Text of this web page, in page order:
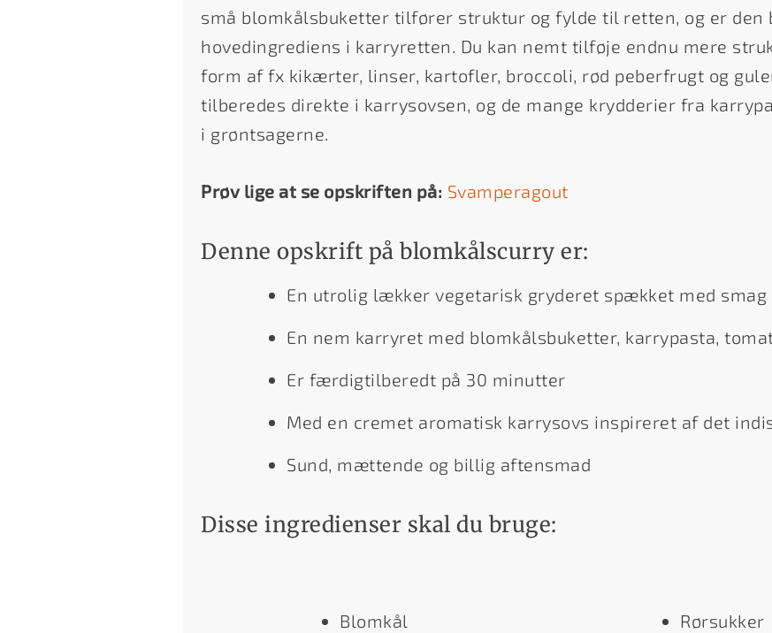
små blomkålsbuketter tilfører struktur og fylde til retten, og er den
hovedingrediens i karryretten. Du kan nemt tilføje endnu mere
form af fx kikærter, linser, kartofler, broccoli, rød peberfrugt og
tilberedes direkte i karrysovsen, og de mange krydderier fra
i grøntsagerne.
Prøv lige at se opskriften på: Svamperagout
Denne opskrift på blomkålscurry er:
En utrolig lækker vegetarisk gryderet spækket med smag
En nem karryret med blomkålsbuketter, karrypasta,
Er færdigtilberedt på 30 minutter
Med en cremet aromatisk karrysovs inspireret af det
Sund, mættende og billig aftensmad
Disse ingredienser skal du bruge:
Blomkål
Rørsukker